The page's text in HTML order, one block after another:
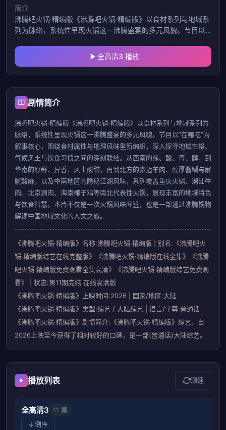
简介
沸腾吧火锅·精编版《沸腾吧火锅·精编版》以食材系列与地域系
列为脉络，系统性呈现火锅这一沸腾盛宴的多元风貌。节目以
探寻地域性格、气候风土与饮食习
全高清3 播放
剧情简介
沸腾吧火锅·精编版《沸腾吧火锅·精编版》以食材系列与地域系列为
脉络，系统性呈现火锅这一沸腾盛宴的多元风貌。节目以“在哪吃”为
叙事核心，围绕食材属性与地理风味重新编织，深入探寻地域性格、
气候风土与饮食习惯之间的深刻联结。从西南的辣、酸、奇、醇，到
华南的原鲜、异香、风土酸甜，再到北方的豪迈羊肉、醇厚酱糊与解
腻酸麻，以及中南地区的隐秘江湖风味，系列覆盖重庆火锅、潮汕牛
肉、北京涮肉、海南椰子鸡等南北代表性火锅，展现丰富的地域特色
与饮食智慧。本片不仅是一次火锅风味图鉴，也是一部透过沸腾锅物
解读中国地域文化的人文之旅。
《沸腾吧火锅·精编版》名称:沸腾吧火锅·精编版 | 别名:《沸腾吧火
锅·精编版综艺在线完整版》《沸腾吧火锅·精编版在线全集》《沸腾
吧火锅·精编版免费观看全集高清》《沸腾吧火锅·精编版综艺免费观
看》 | 状态:第11期完结 在线高清版
《沸腾吧火锅·精编版》上映时间:2026 | 国家/地区:大陆
《沸腾吧火锅·精编版》类型:综艺 / 大陆综艺 | 语言/字幕:普通话
《沸腾吧火锅·精编版》剧情简介:《沸腾吧火锅·精编版》综艺，自
2026上映至今获得了相对较好的口碑，是一部(普通话)大陆综艺。
播放列表 测速
全高清3
11 集
倒序